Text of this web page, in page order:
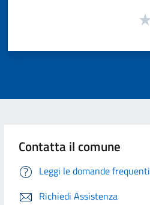
Contatta il comune
Leggi le domande frequenti
Richiedi Assistenza